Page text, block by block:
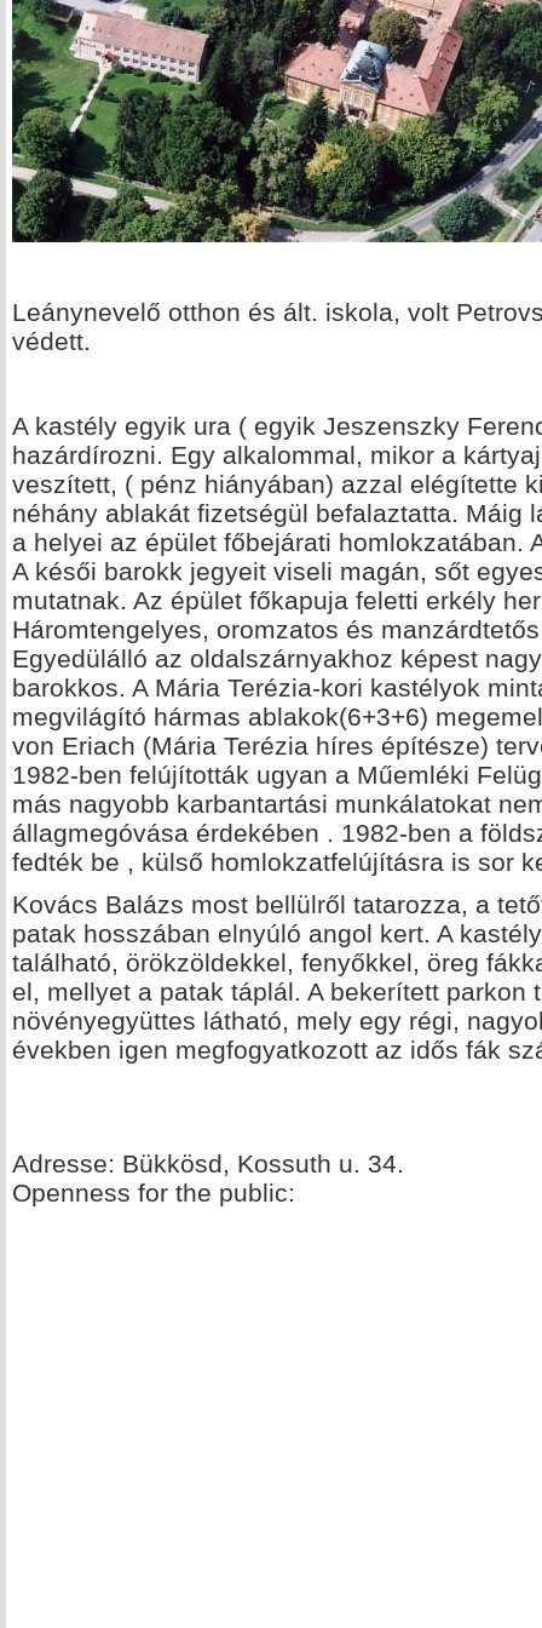
Leánynevelő otthon és ált. iskola, volt
védett.
A kastély egyik ura ( egyik Jeszenszky
hazárdírozni. Egy alkalommal, mikor a
veszített, ( pénz hiányában) azzal elégítette
néhány ablakát fizetségül befalaztatta. Máig
a helyei az épület főbejárati homlokzatában.
A késői barokk jegyeit viseli magán, sőt
mutatnak. Az épület főkapuja feletti erkély
Háromtengelyes, oromzatos és
Egyedülálló az oldalszárnyakhoz képest
barokkos. A Mária Terézia-kori kastélyok
megvilágító hármas ablakok(6+3+6)
von Eriach (Mária Terézia híres építésze)
1982-ben felújították ugyan a Műemléki
más nagyobb karbantartási munkálatokat
állagmegóvása érdekében . 1982-ben a
fedték be , külső homlokzatfelújításra is sor
Kovács Balázs most bellülről tatarozza, a
patak hosszában elnyúló angol kert. A
található, örökzöldekkel, fenyőkkel, öreg
el, mellyet a patak táplál. A bekerített parkon
növényegyüttes látható, mely egy régi,
években igen megfogyatkozott az idős fák
Adresse: Bükkösd, Kossuth u. 34.
Openness for the public: